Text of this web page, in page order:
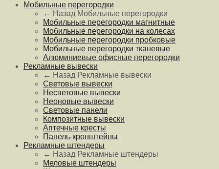
Мобильные перегородки
← Назад Мобильные перегородки
Мобильные перегородки магнитные
Мобильные перегородки на колесах
Мобильные перегородки пробковые
Мобильные перегородки тканевые
Алюминиевые офисные перегородки
Рекламные вывески
← Назад Рекламные вывески
Световые вывески
Несветовые вывески
Неоновые вывески
Световые панели
Композитные вывески
Аптечные кресты
Панель-кронштейны
Рекламные штендеры
← Назад Рекламные штендеры
Меловые штендеры